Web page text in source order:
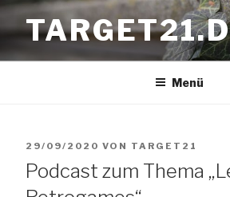
Zum
Inhalt
Menü
VERÖFFENTLICHT
AM
29/09/2020 VON TARGET21
Podcast zum Thema